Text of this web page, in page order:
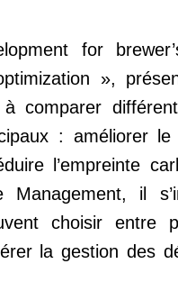
for
»,
comparer
: améliorer
l’empreinte
Management, il
choisir entre
la gestion des